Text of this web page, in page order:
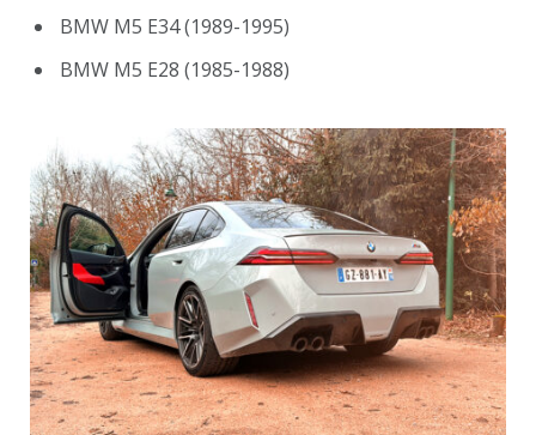
BMW M5 E34 (1989-1995)
BMW M5 E28 (1985-1988)